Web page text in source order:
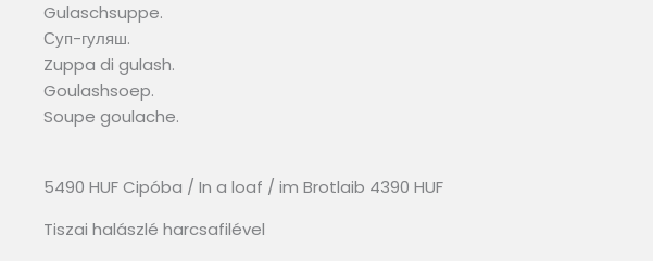
Gulaschsuppe.
Суп-гуляш.
Zuppa di gulash.
Goulashsoep.
Soupe goulache.
5490 HUF Cipóba / In a loaf / im Brotlaib 4390 HUF
Tiszai halászlé harcsafilével